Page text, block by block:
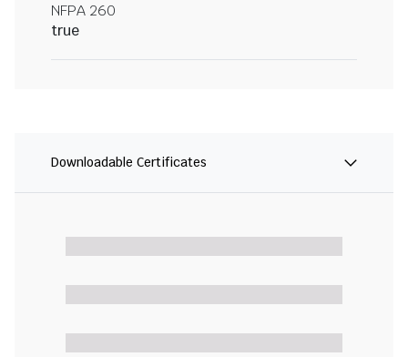
NFPA 260
true
Downloadable Certificates